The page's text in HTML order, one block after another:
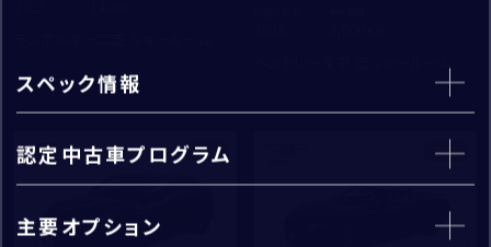
新着 新着
スペック情報
km
認定中古車プログラム
主要オプション
建物名・部屋番号